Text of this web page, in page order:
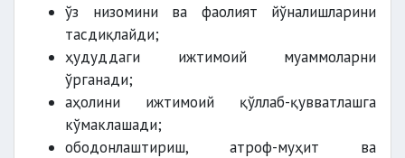
ўз низомини ва фаолият йўналишларини
тасдиқлайди;
ҳудуддаги ижтимоий муаммоларни
ўрганади;
аҳолини ижтимоий қўллаб-қувватлашга
кўмаклашади;
ободонлаштириш, атроф-муҳит ва